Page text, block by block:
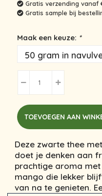
Gratis verzending vanaf
Gratis sample bij
Maak een keuze: *
TOEVOEGEN AAN
Deze zwarte thee
doet je denken aan
prachtige aroma
mango die lekker
van na te genieten.